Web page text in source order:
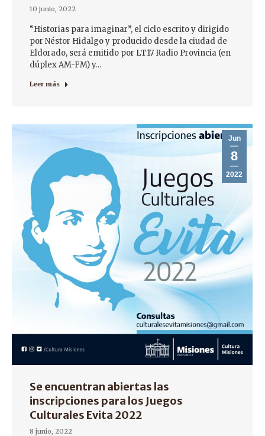
10 junio, 2022
“Historias para imaginar”, el ciclo escrito y dirigido
por Néstor Hidalgo y producido desde la ciudad de
Eldorado, será emitido por LT17 Radio Provincia (en
dúplex AM-FM) y…
Leer más
Jun
8
2022
Se encuentran abiertas las
inscripciones para los Juegos
Culturales Evita 2022
8 junio, 2022